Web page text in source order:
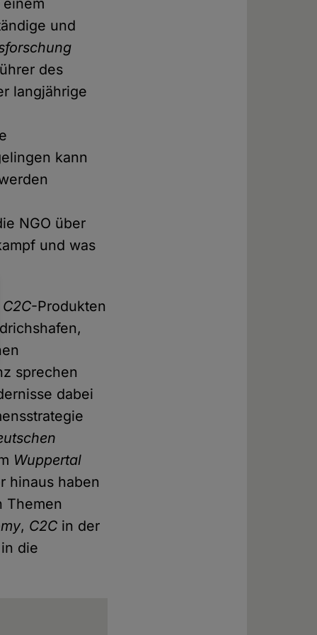
einem
und
des
langjährige
kann
NGO über
und was
C2C-Produkten
sprechen
dabei
Wuppertal
hinaus haben
Themen
, C2C in der
die